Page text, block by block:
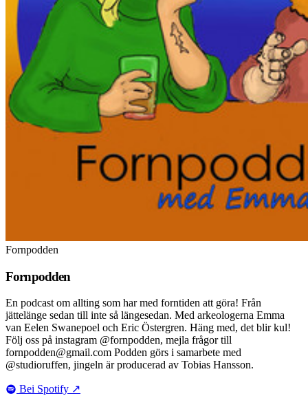
Fornpodden
Fornpodden
En podcast om allting som har med forntiden att göra! Från
jättelänge sedan till inte så längesedan. Med arkeologerna Emma
van Eelen Swanepoel och Eric Östergren. Häng med, det blir kul!
Följ oss på instagram @fornpodden, mejla frågor till
fornpodden@gmail.com Podden görs i samarbete med
@studioruffen, jingeln är producerad av Tobias Hansson.
Bei Spotify ↗